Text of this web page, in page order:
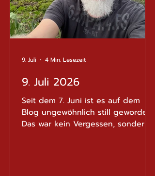
9. Juli 2026
Seit dem 7. Juni ist es auf dem
Blog ungewöhnlich still geworden.
Das war kein Vergessen, sondern
9. Juli 4 Min. Lesezeit